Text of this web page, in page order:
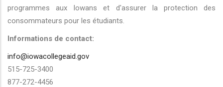
programmes aux Iowans et d'assurer la protection des
consommateurs pour les étudiants.
Informations de contact:
info@iowacollegeaid.gov
515-725-3400
877-272-4456